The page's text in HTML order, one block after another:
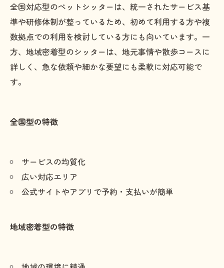
全国対応型のペットシッターは、統一されたサービス基
準や研修体制が整っているため、初めて利用する方や複
数拠点での利用を検討している方にも向いています。一
方、地域密着型のシッターは、地元事情や散歩コースに
詳しく、急な依頼や細かな要望にも柔軟に対応可能で
す。
全国型の特徴
サービスの均質化
広い対応エリア
公式サイトやアプリで予約・支払いが簡単
地域密着型の特徴